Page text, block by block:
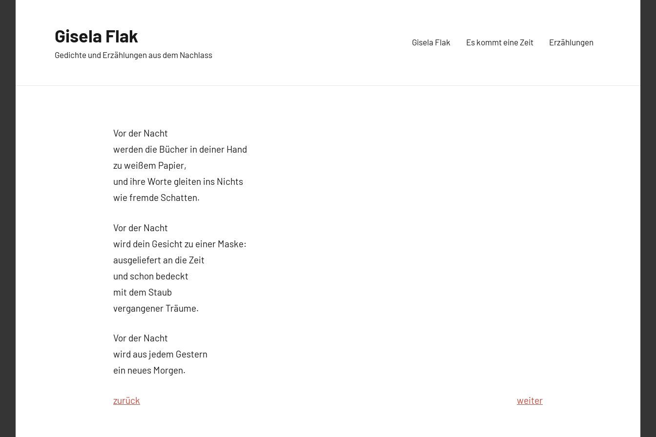
Gisela Flak
Gedichte und Erzählungen aus dem Nachlass
Gisela Flak Es kommt eine Zeit Erzählungen
Vor der Nacht
werden die Bücher in deiner Hand
zu weißem Papier‚
und ihre Worte gleiten ins Nichts
wie fremde Schatten.
Vor der Nacht
wird dein Gesicht zu einer Maske:
ausgeliefert an die Zeit
und schon bedeckt
mit dem Staub
vergangener Träume.
Vor der Nacht
wird aus jedem Gestern
ein neues Morgen.
zurück weiter